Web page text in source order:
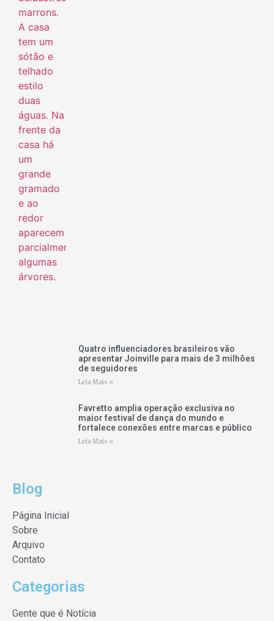
Quatro influenciadores brasileiros vão
apresentar Joinville para mais de 3 milhões
de seguidores
Leia Mais »
Favretto amplia operação exclusiva no
maior festival de dança do mundo e
fortalece conexões entre marcas e público
Leia Mais »
Blog
Página Inicial
Sobre
Arquivo
Contato
Categorias
Gente que é Notícia